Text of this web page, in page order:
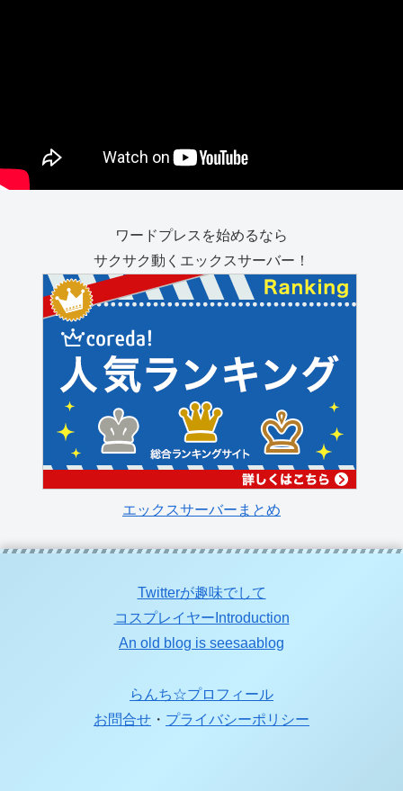
ワードプレスを始めるなら
サクサク動くエックスサーバー！
エックスサーバーまとめ
Twitterが趣味でして
コスプレイヤーIntroduction
An old blog is seesaablog
らんち☆プロフィール
お問合せ ・ プライバシーポリシー